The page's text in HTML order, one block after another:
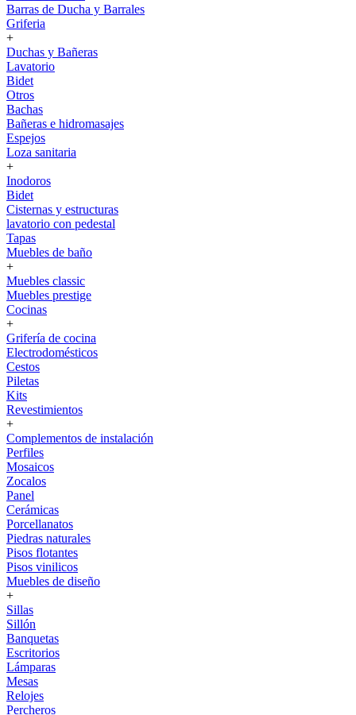
Barras de Ducha y Barrales
Griferia
+
Duchas y Bañeras
Lavatorio
Bidet
Otros
Bachas
Bañeras e hidromasajes
Espejos
Loza sanitaria
+
Inodoros
Bidet
Cisternas y estructuras
lavatorio con pedestal
Tapas
Muebles de baño
+
Muebles classic
Muebles prestige
Cocinas
+
Grifería de cocina
Electrodomésticos
Cestos
Piletas
Kits
Revestimientos
+
Complementos de instalación
Perfiles
Mosaicos
Zocalos
Panel
Cerámicas
Porcellanatos
Piedras naturales
Pisos flotantes
Pisos vinilicos
Muebles de diseño
+
Sillas
Sillón
Banquetas
Escritorios
Lámparas
Mesas
Relojes
Percheros